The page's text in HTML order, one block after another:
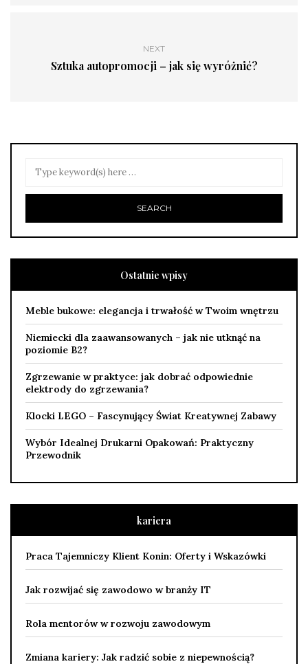
NEXT
Sztuka autopromocji – jak się wyróżnić?
Ostatnie wpisy
Meble bukowe: elegancja i trwałość w Twoim wnętrzu
Niemiecki dla zaawansowanych – jak nie utknąć na
poziomie B2?
Zgrzewanie w praktyce: jak dobrać odpowiednie
elektrody do zgrzewania?
Klocki LEGO – Fascynujący Świat Kreatywnej Zabawy
Wybór Idealnej Drukarni Opakowań: Praktyczny
Przewodnik
kariera
Praca Tajemniczy Klient Konin: Oferty i Wskazówki
Jak rozwijać się zawodowo w branży IT
Rola mentorów w rozwoju zawodowym
Zmiana kariery: Jak radzić sobie z niepewnością?